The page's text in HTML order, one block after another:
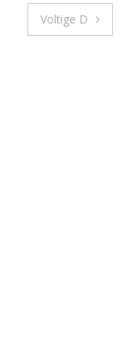
Voltige D